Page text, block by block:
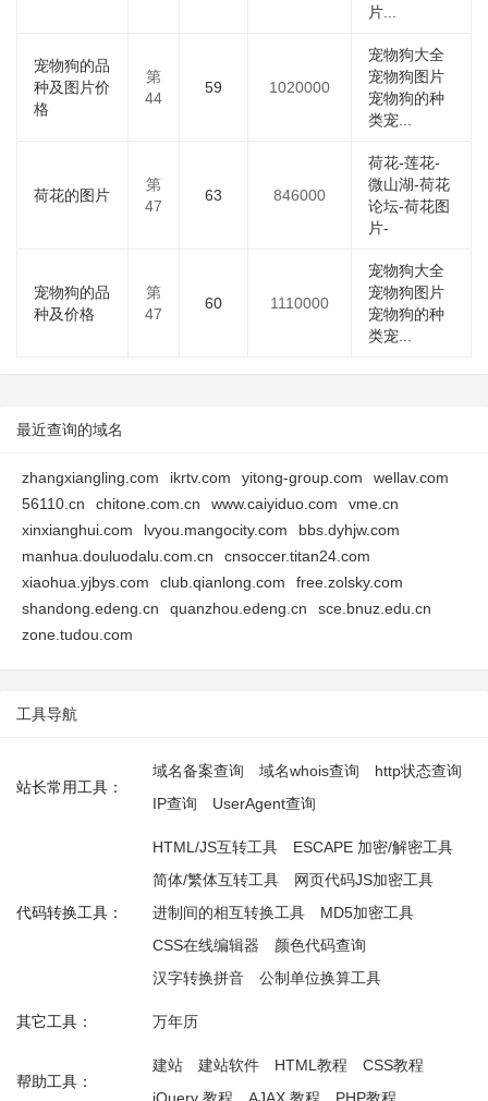
片...
宠物狗的品
种及图片价
格
第
44
59 1020000
宠物狗大全
宠物狗图片
宠物狗的种
类宠...
荷花的图片
第
47
63 846000
荷花-莲花-
微山湖-荷花
论坛-荷花图
片-
宠物狗的品
种及价格
第
47
60 1110000
宠物狗大全
宠物狗图片
宠物狗的种
类宠...
最近查询的域名
zhangxiangling.com ikrtv.com yitong-group.com
wellav.com
56110.cn
chitone.com.cn www.caiyiduo.com
vme.cn
xinxianghui.com
lvyou.mangocity.com
bbs.dyhjw.com
manhua.douluodalu.com.cn
cnsoccer.titan24.com
xiaohua.yjbys.com
club.qianlong.com
free.zolsky.com
shandong.edeng.cn
quanzhou.edeng.cn
sce.bnuz.edu.cn
zone.tudou.com
工具导航
站长常用工具：
域名备案查询 域名whois查询
http状态查询
IP查询
UserAgent查询
代码转换工具：
HTML/JS互转工具
ESCAPE 加密/解密工具
简体/繁体互转工具
网页代码JS加密工具
进制间的相互转换工具
MD5加密工具
CSS在线编辑器
颜色代码查询
汉字转换拼音
公制单位换算工具
其它工具： 万年历
帮助工具：
建站 建站软件 HTML教程
CSS教程